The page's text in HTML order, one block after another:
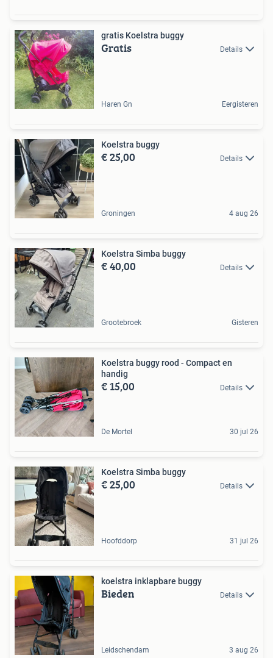
gratis Koelstra buggy
Gratis Details
Haren Gn Eergisteren
Koelstra buggy
€ 25,00 Details
Groningen 4 aug 26
Koelstra Simba buggy
€ 40,00 Details
Grootebroek Gisteren
Koelstra buggy rood - Compact en
handig
€ 15,00 Details
De Mortel 30 jul 26
Koelstra Simba buggy
€ 25,00 Details
Hoofddorp 31 jul 26
koelstra inklapbare buggy
Bieden Details
Leidschendam 3 aug 26